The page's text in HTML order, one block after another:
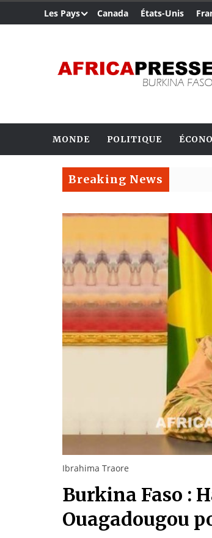
Les Pays Canada États-Unis
MONDE POLITIQUE
Breaking News
Ibrahima Traore
Burkina Faso :
Ouagadougou